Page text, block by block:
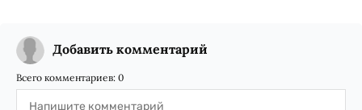
Добавить комментарий
Всего комментариев: 0